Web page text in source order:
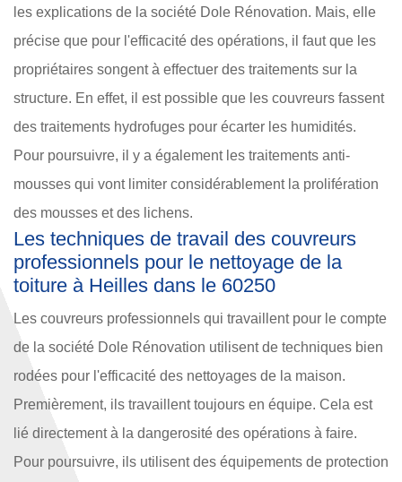
les explications de la société Dole Rénovation. Mais, elle
précise que pour l'efficacité des opérations, il faut que les
propriétaires songent à effectuer des traitements sur la
structure. En effet, il est possible que les couvreurs fassent
des traitements hydrofuges pour écarter les humidités.
Pour poursuivre, il y a également les traitements anti-
mousses qui vont limiter considérablement la prolifération
des mousses et des lichens.
Les techniques de travail des couvreurs
professionnels pour le nettoyage de la
toiture à Heilles dans le 60250
Les couvreurs professionnels qui travaillent pour le compte
de la société Dole Rénovation utilisent de techniques bien
rodées pour l'efficacité des nettoyages de la maison.
Premièrement, ils travaillent toujours en équipe. Cela est
lié directement à la dangerosité des opérations à faire.
Pour poursuivre, ils utilisent des équipements de protection